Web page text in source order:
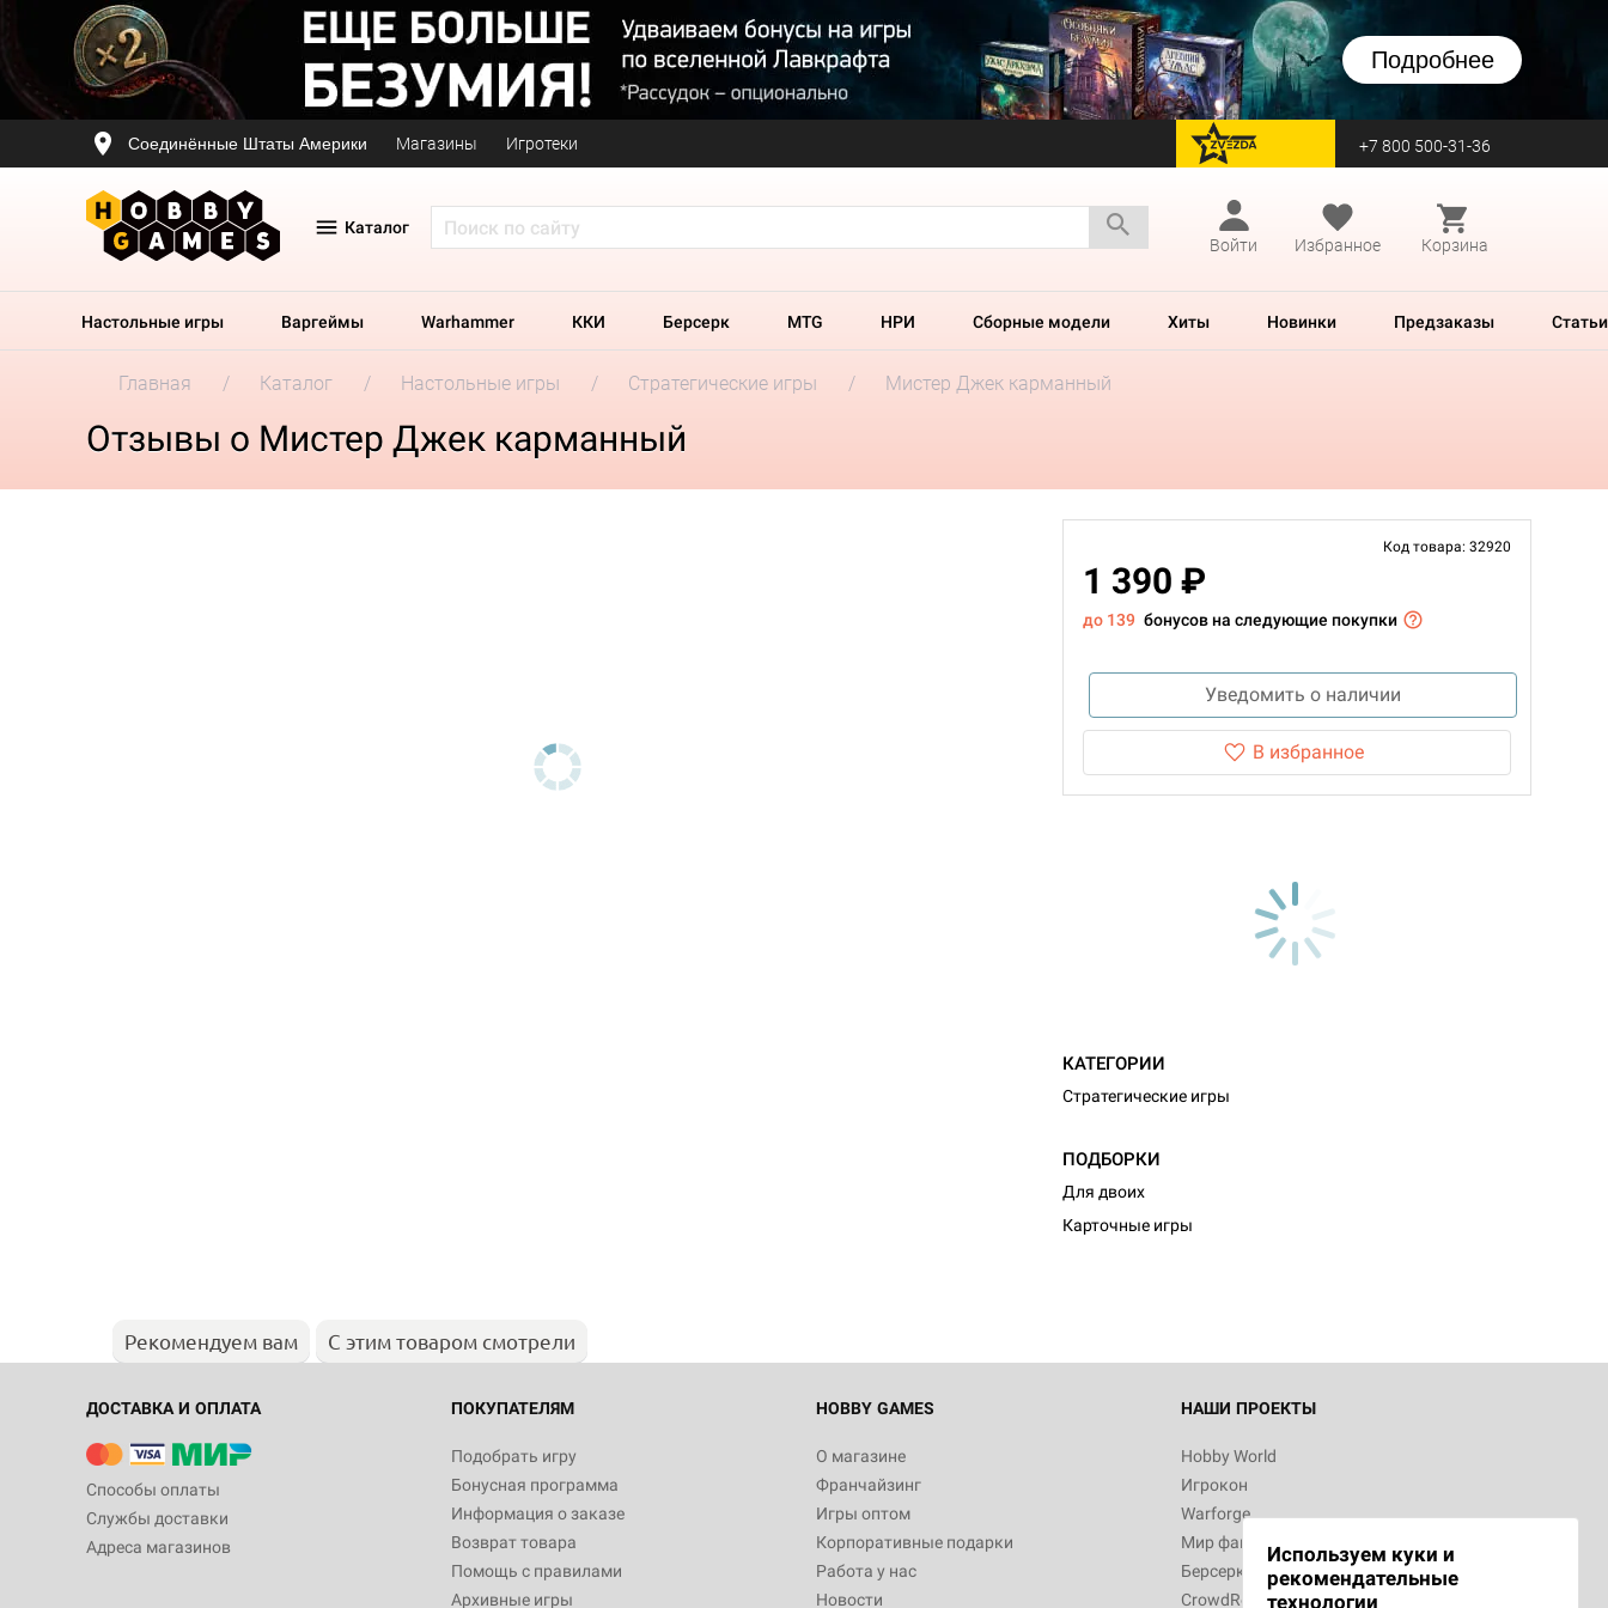
Подробнее
Соединённые Штаты Америки Магазины Игротеки перейти на Zvezda +7 800 500-31-36
Каталог
Войти
Избранное Корзина
Настольные игры Варгеймы Warhammer ККИ Берсерк MTG НРИ Сборные модели Хиты Новинки Предзаказы Статьи
Главная Каталог Настольные игры Стратегические игры Мистер Джек карманный
Отзывы о Мистер Джек карманный
Код товара: 32920
1 390 ₽
до 139 бонусов на следующие покупки
Уведомить о наличии
В избранное
КАТЕГОРИИ
Стратегические игры
ПОДБОРКИ
Для двоих
Карточные игры
Рекомендуем вам С этим товаром смотрели
ДОСТАВКА И ОПЛАТА
Способы оплаты
Службы доставки
Адреса магазинов
ПОКУПАТЕЛЯМ
Подобрать игру
Бонусная программа
Информация о заказе
Возврат товара
Помощь с правилами
Архивные игры
HOBBY GAMES
О магазине
Франчайзинг
Игры оптом
Корпоративные подарки
Работа у нас
Новости
НАШИ ПРОЕКТЫ
Hobby World
Игрокон
Warforge
Мир фантастики
Берсерк
CrowdRepublic
Используем куки и
рекомендательные
технологии